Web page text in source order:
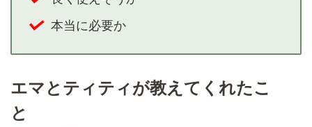
本当に必要か
エマとティティが教えてくれたこ
と